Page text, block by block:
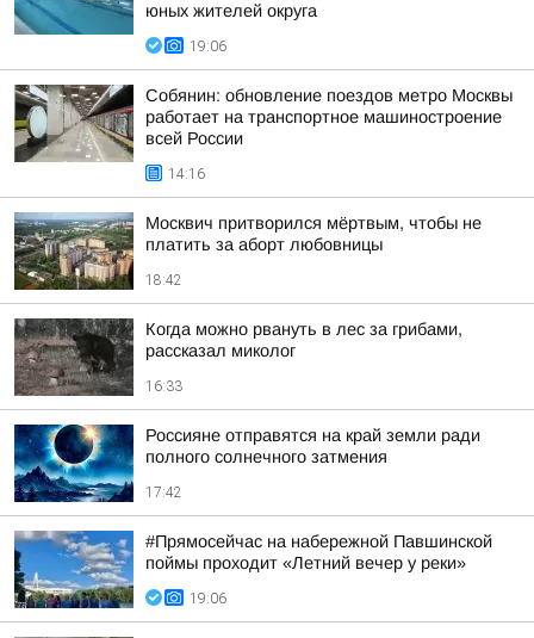
юных жителей округа
19:06
Собянин: обновление поездов метро Москвы
работает на транспортное машиностроение
всей России
14:16
Москвич притворился мёртвым, чтобы не
платить за аборт любовницы
18:42
Когда можно рвануть в лес за грибами,
рассказал миколог
16:33
Россияне отправятся на край земли ради
полного солнечного затмения
17:42
#Прямосейчас на набережной Павшинской
поймы проходит «Летний вечер у реки»
19:06